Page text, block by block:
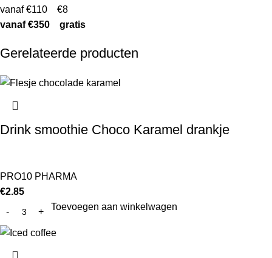
vanaf €110 €8
vanaf €350 gratis
Gerelateerde producten
Drink smoothie Choco Karamel drankje
PRO10 PHARMA
€2.85
Toevoegen aan winkelwagen